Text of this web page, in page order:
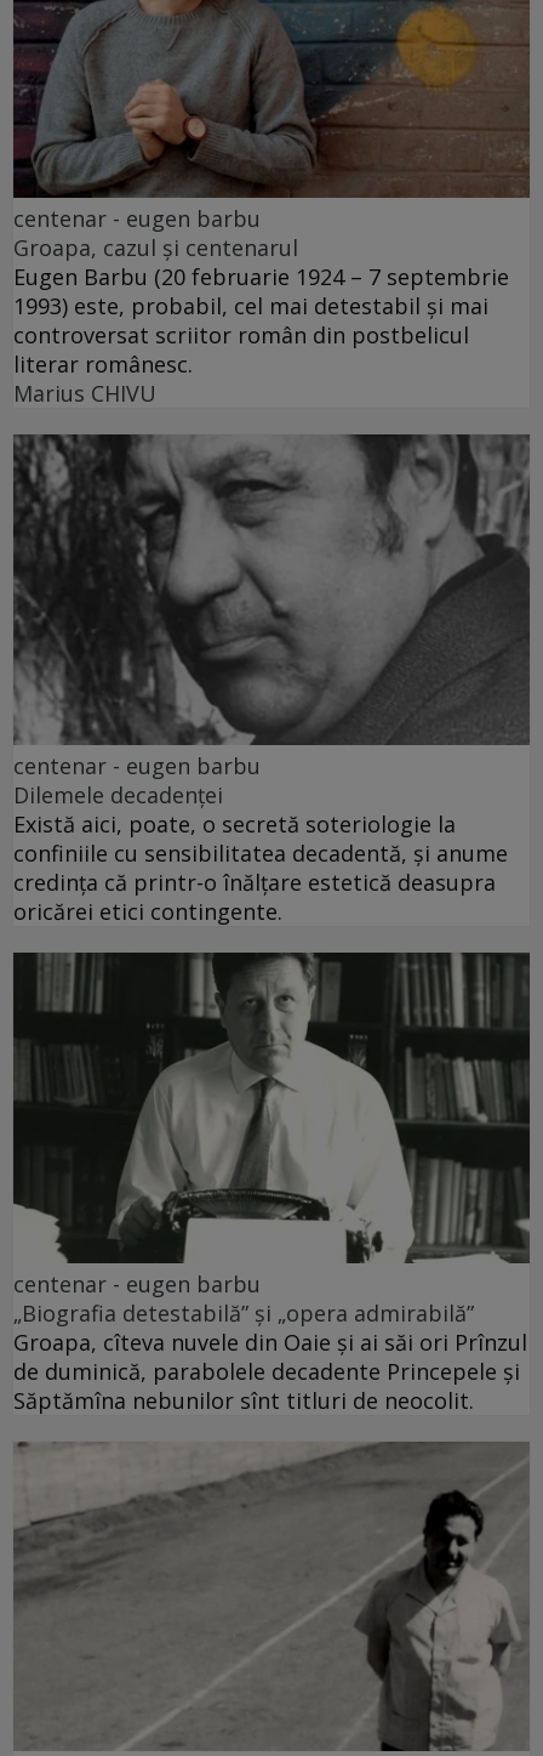
centenar - eugen barbu
Groapa, cazul și centenarul
Eugen Barbu (20 februarie 1924 – 7 septembrie
1993) este, probabil, cel mai detestabil și mai
controversat scriitor român din postbelicul
literar românesc.
Marius CHIVU
centenar - eugen barbu
Dilemele decadenței
Există aici, poate, o secretă soteriologie la
confiniile cu sensibilitatea decadentă, și anume
credința că printr-o înălțare estetică deasupra
oricărei etici contingente.
centenar - eugen barbu
„Biografia detestabilă” și „opera admirabilă”
Groapa, cîteva nuvele din Oaie și ai săi ori Prînzul
de duminică, parabolele decadente Princepele și
Săptămîna nebunilor sînt titluri de neocolit.